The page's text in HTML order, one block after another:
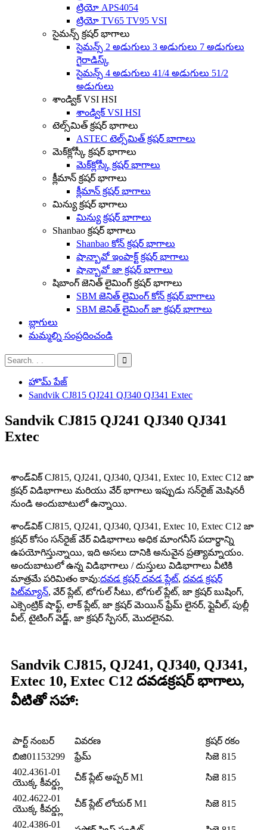
ట్రియో APS4054
ట్రియో TV65 TV95 VSI
సైమన్స్ క్రషర్ భాగాలు
సైమన్స్ 2 అడుగులు 3 అడుగులు 7 అడుగులు
గైరాడిస్క్
సైమన్స్ 4 అడుగులు 41/4 అడుగులు 51/2
అడుగులు
శాండ్విక్ VSI HSI
శాండ్విక్ VSI HSI
టెల్స్‌మిత్ క్రషర్ భాగాలు
ASTEC టెల్స్‌మిత్ క్రషర్ భాగాలు
మెక్‌క్లోస్కీ క్రషర్ భాగాలు
మెక్‌క్లోస్కీ క్రషర్ భాగాలు
క్లీమాన్ క్రషర్ భాగాలు
క్లీమాన్ క్రషర్ భాగాలు
మిన్యు క్రషర్ భాగాలు
మిన్యు క్రషర్ భాగాలు
Shanbao క్రషర్ భాగాలు
Shanbao కోన్ క్రషర్ భాగాలు
షాన్బావో ఇంపాక్ట్ క్రషర్ భాగాలు
షాన్బావో జా క్రషర్ భాగాలు
షిబాంగ్ జెనిత్ లైమింగ్ క్రషర్ భాగాలు
SBM జెనిత్ లైమింగ్ కోన్ క్రషర్ భాగాలు
SBM జెనిత్ లైమింగ్ జా క్రషర్ భాగాలు
బ్లాగులు
మమ్మల్ని సంప్రదించండి
హొమ్ పేజ్
Sandvik CJ815 QJ241 QJ340 QJ341 Extec
Sandvik CJ815 QJ241 QJ340 QJ341
Extec
శాండ్‌విక్ CJ815, QJ241, QJ340, QJ341, Extec 10, Extec C12 జా
క్రషర్ విడిభాగాలు మరియు వేర్ భాగాలు ఇప్పుడు సన్‌రైజ్ మెషినరీ
నుండి అందుబాటులో ఉన్నాయి.
శాండ్‌విక్ CJ815, QJ241, QJ340, QJ341, Extec 10, Extec C12 జా
క్రషర్ కోసం సన్‌రైజ్ వేర్ విడిభాగాలు అధిక మాంగనీస్ పదార్థాన్ని
ఉపయోగిస్తున్నాయి, ఇది అసలు దానికి అనువైన ప్రత్యామ్నాయం.
అందుబాటులో ఉన్న విడిభాగాలు / దుస్తులు విడిభాగాలు వీటికి
మాత్రమే పరిమితం కావు:దవడ క్రషర్ దవడ ప్లేట్, దవడ క్రషర్
పిట్‌మ్యాన్, వేర్ ప్లేట్, టోగుల్ సీటు, టోగుల్ ప్లేట్, జా క్రషర్ బుషింగ్,
ఎక్సెంట్రిక్ షాఫ్ట్, లాక్ ప్లేట్, జా క్రషర్ మెయిన్ ఫ్రేమ్ లైనర్, ఫ్లైవీల్, పుల్లీ
వీల్, టైటింగ్ వెడ్జ్, జా క్రషర్ స్పేసర్, మొదలైనవి.
Sandvik CJ815, QJ241, QJ340, QJ341,
Extec 10, Extec C12 దవడక్రషర్ భాగాలు,
వీటితో సహా:
పార్ట్ నంబర్ వివరణ
క్రషర్ రకం
బిజి01153299
ఫ్రేమ్
సిజె 815
402.4361-01
యొక్క కీవర్డ్లు
చీక్ ప్లేట్ అప్పర్ M1 సిజె 815
402.4622-01
యొక్క కీవర్డ్లు
చీక్ ప్లేట్ లోయర్ M1 సిజె 815
402.4386-01